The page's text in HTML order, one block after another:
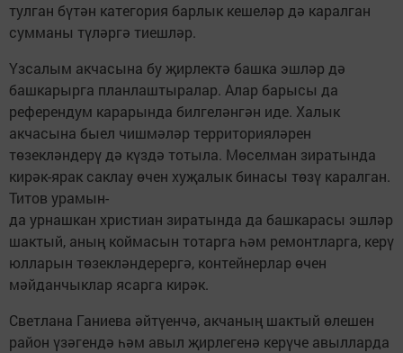
тулган бүтән категория барлык кешеләр дә каралган
сумманы түләргә тиешләр.
Үзсалым акчасына бу җирлектә башка эшләр дә
башкарырга планлаштыралар. Алар барысы да
референдум карарында билгеләнгән иде. Халык
акчасына быел чишмәләр территорияләрен
төзекләндерү дә күздә тотыла. Мөселман зиратында
кирәк-ярак саклау өчен хуҗалык бинасы төзү каралган.
Титов урамын-
да урнашкан христиан зиратында да башкарасы эшләр
шактый, аның коймасын тотарга һәм ремонтларга, керү
юлларын төзекләндерергә, контейнерлар өчен
мәйданчыклар ясарга кирәк.
Светлана Ганиева әйтүенчә, акчаның шактый өлешен
район үзәгендә һәм авыл җирлегенә керүче авылларда